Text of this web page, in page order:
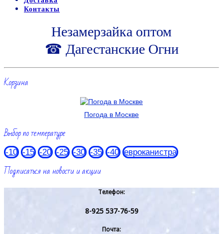
Контакты
Незамерзайка оптом
☎ Дагестанские Огни
Корзина
Погода в Москве
Выбор по температуре
-10 -15 -20 -25 -30 -35 -40 евроканистра
Подписаться на новости и акции
Телефон:
8-925 537-76-59
Почта: